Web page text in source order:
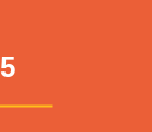
5